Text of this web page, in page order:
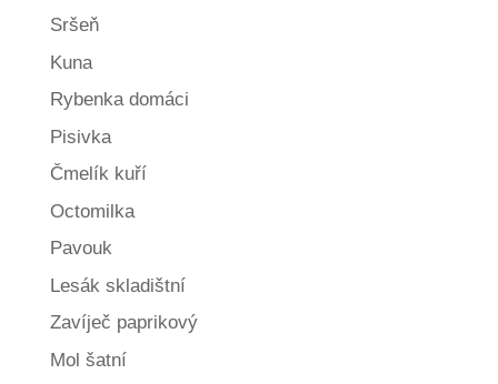
Sršeň
Kuna
Rybenka domáci
Pisivka
Čmelík kuří
Octomilka
Pavouk
Lesák skladištní
Zavíječ paprikový
Mol šatní